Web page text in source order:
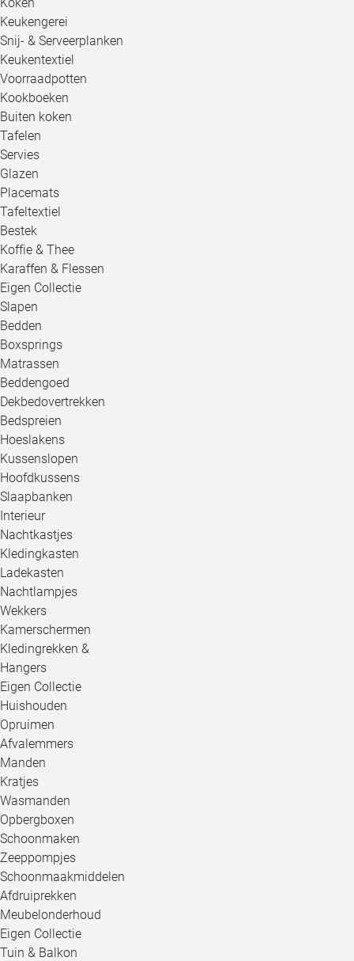
Keukengerei
Snij- & Serveerplanken
Keukentextiel
Voorraadpotten
Kookboeken
Buiten koken
Tafelen
Servies
Glazen
Placemats
Tafeltextiel
Bestek
Koffie & Thee
Karaffen & Flessen
Eigen Collectie
Slapen
Bedden
Boxsprings
Matrassen
Beddengoed
Dekbedovertrekken
Bedspreien
Hoeslakens
Kussenslopen
Hoofdkussens
Slaapbanken
Interieur
Nachtkastjes
Kledingkasten
Ladekasten
Nachtlampjes
Wekkers
Kamerschermen
Kledingrekken &
Hangers
Eigen Collectie
Huishouden
Opruimen
Afvalemmers
Manden
Kratjes
Wasmanden
Opbergboxen
Schoonmaken
Zeeppompjes
Schoonmaakmiddelen
Afdruiprekken
Meubelonderhoud
Eigen Collectie
Tuin & Balkon